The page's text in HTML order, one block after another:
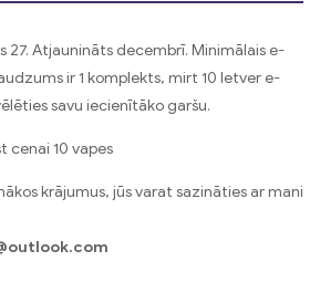
27. Atjaunināts decembrī. Minimālais e-
ir 1 komplekts, mirt 10 Ietver e-
savu iecienītāko garšu.
cenai 10 vapes
krājumus, jūs varat sazināties ar mani